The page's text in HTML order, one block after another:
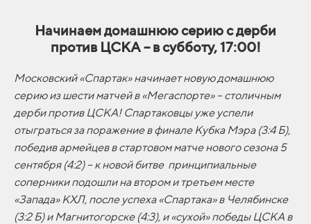
Начинаем домашнюю серию с дерби
против ЦСКА – в субботу, 17:00!
Московский «Спартак» начинает новую домашнюю
серию из шести матчей в «Мегаспорте» – столичным
дерби против ЦСКА! Спартаковцы уже успели
отыграться за поражение в финале Кубка Мэра (3:4 Б),
победив армейцев в стартовом матче нового сезона 5
сентября (4:2) – к новой битве принципиальные
соперники подошли на втором и третьем месте
«Запада» КХЛ, после успеха «Спартака» в Челябинске
(3:2 Б) и Магнитогорске (4:3), и «сухой» победы ЦСКА в